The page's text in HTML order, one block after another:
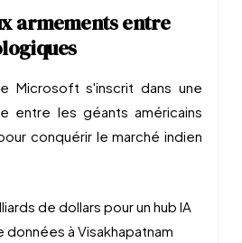
armements entre
Microsoft s'inscrit dans une
entre les géants américains
conquérir le marché indien
de dollars pour un hub IA
données à Visakhapatnam